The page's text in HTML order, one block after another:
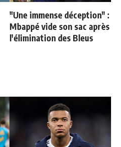
"Une immense déception" :
Mbappé vide son sac après
l'élimination des Bleus